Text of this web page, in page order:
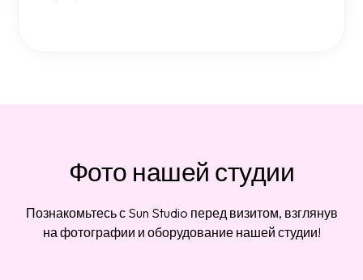
Фото нашей студии
Познакомьтесь с Sun Studio перед визитом, взглянув
на фотографии и оборудование нашей студии!